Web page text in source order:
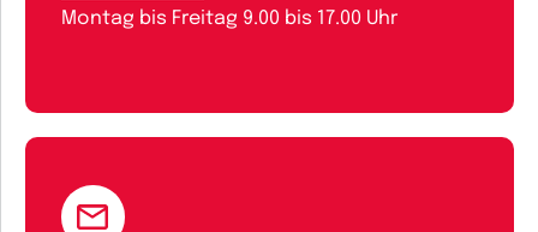
Montag bis Freitag 9.00 bis 17.00 Uhr